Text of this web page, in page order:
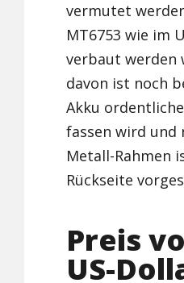
vermutet
MT6753 wie im
verbaut werden
davon ist noch
Akku
fassen wird und
Metall-Rahmen
Rückseite
Preis
US-